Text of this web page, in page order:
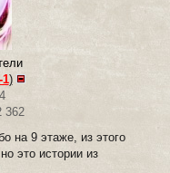
-1)
362
на 9 этаже, из этого
это истории из